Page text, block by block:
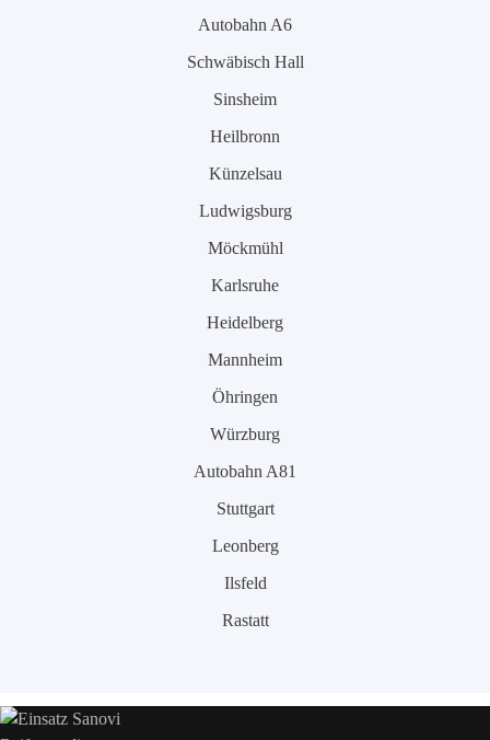
Autobahn A6
Schwäbisch Hall
Sinsheim
Heilbronn
Künzelsau
Ludwigsburg
Möckmühl
Karlsruhe
Heidelberg
Mannheim
Öhringen
Würzburg
Autobahn A81
Stuttgart
Leonberg
Ilsfeld
Rastatt